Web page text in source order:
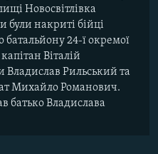
Новосвітлівка
були накриті бійці
24-ї окремої
Віталій
Владислав Рильський та
Михайло Романович.
батько Владислава